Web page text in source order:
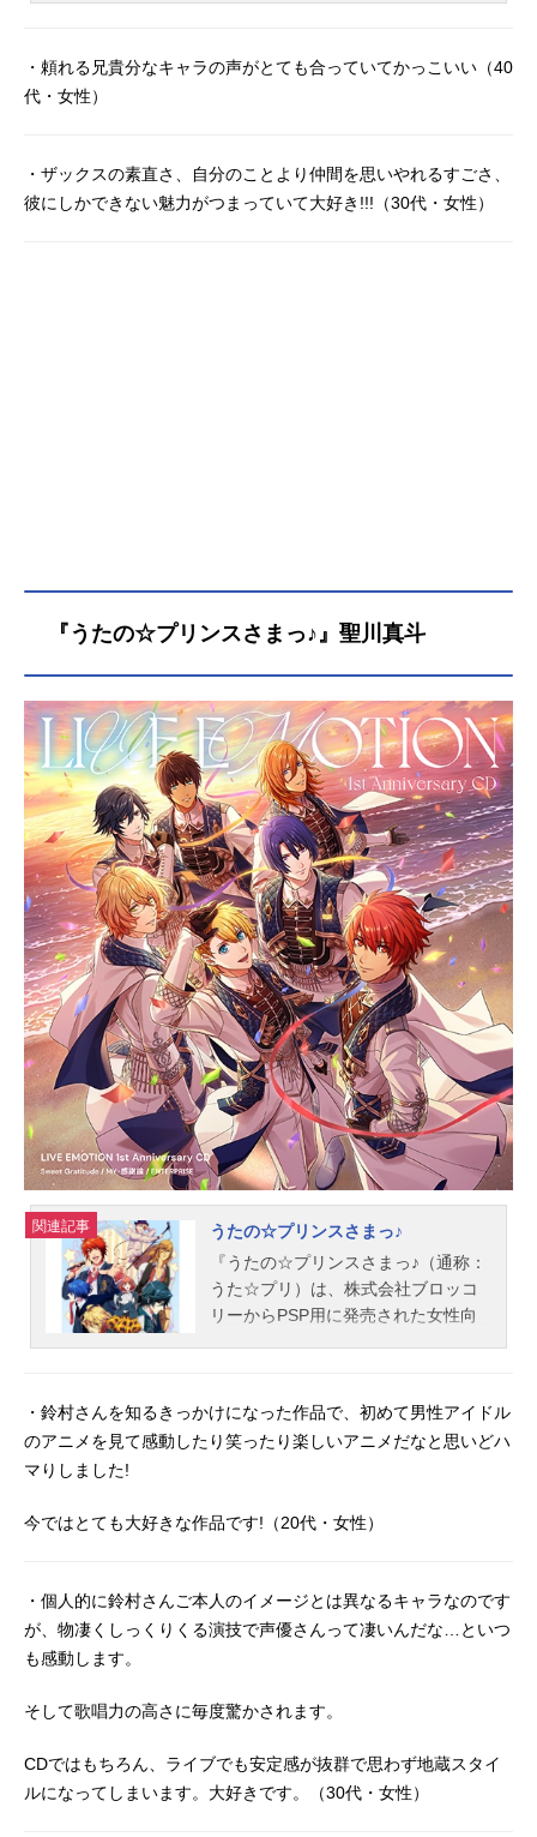
ルファンタジーVII（FF7）』出演声
ティファ・ロックハート：伊藤歩レ
ッドXIII：山口勝平セフィロス：森川
田広明パンネロ：小澤真利奈フラ
ーゼンバーグ：小山力也ヴェイン・
カルダス・ソリドール：飛田展男ラ
ーサー・ファルナス・ソリドール：
今井...
・頼れる兄貴分なキャラの声がとても合っていてかっこいい（40
代・女性）
・ザックスの素直さ、自分のことより仲間を思いやれるすごさ、
彼にしかできない魅力がつまっていて大好き!!!（30代・女性）
『うたの☆プリンスさまっ♪』聖川真斗
関連記事
うたの☆プリンスさまっ♪
『うたの☆プリンスさまっ♪（通称：
うた☆プリ）は、株式会社ブロッコ
リーからPSP用に発売された女性向
優、スタッフ、オススメ記事をご紹
介！
・鈴村さんを知るきっかけになった作品で、初めて男性アイドル
のアニメを見て感動したり笑ったり楽しいアニメだなと思いどハ
マりしました!
今ではとても大好きな作品です!（20代・女性）
・個人的に鈴村さんご本人のイメージとは異なるキャラなのです
が、物凄くしっくりくる演技で声優さんって凄いんだな…といつ
も感動します。
そして歌唱力の高さに毎度驚かされます。
CDではもちろん、ライブでも安定感が抜群で思わず地蔵スタイ
ルになってしまいます。大好きです。（30代・女性）